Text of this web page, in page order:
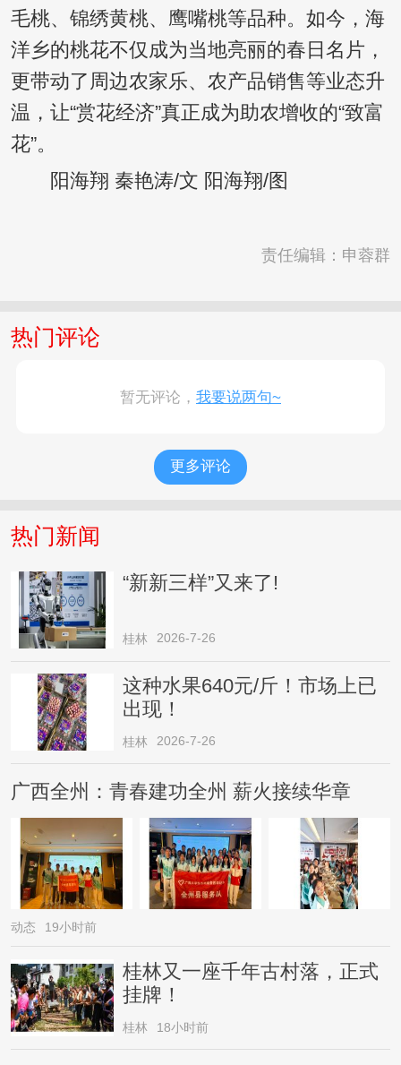
毛桃、锦绣黄桃、鹰嘴桃等品种。如今，海
洋乡的桃花不仅成为当地亮丽的春日名片，
更带动了周边农家乐、农产品销售等业态升
温，让“赏花经济”真正成为助农增收的“致富
花”。
阳海翔 秦艳涛/文 阳海翔/图
责任编辑：申蓉群
热门评论
暂无评论， 我要说两句~
更多评论
热门新闻
“新新三样”又来了!
桂林 2026-7-26
这种水果640元/斤！市场上已
出现！
桂林 2026-7-26
广西全州：青春建功全州 薪火接续华章
动态 19小时前
桂林又一座千年古村落，正式
挂牌！
桂林 18小时前